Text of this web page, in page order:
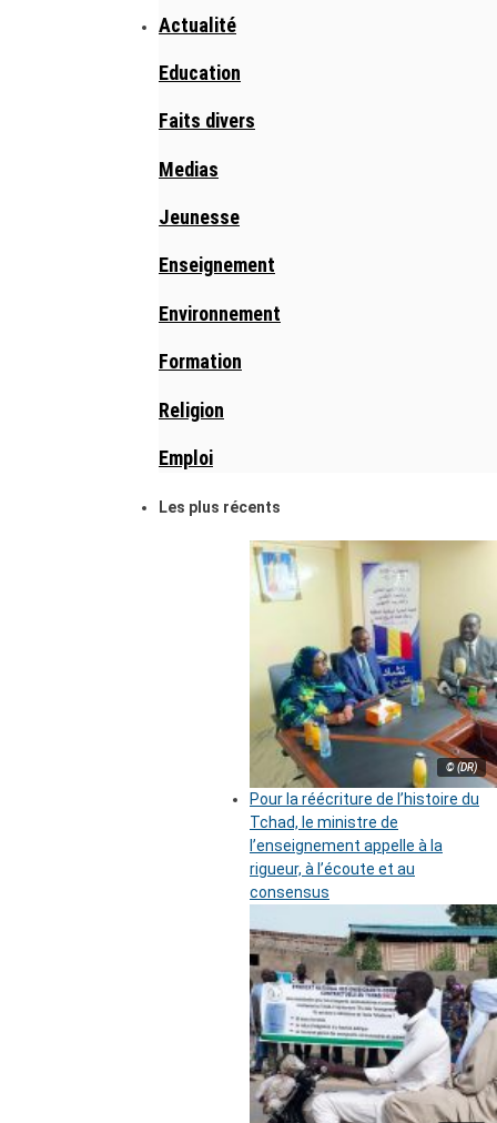
Actualité
Education
Faits divers
Medias
Jeunesse
Enseignement
Environnement
Formation
Religion
Emploi
Les plus récents
© (DR)
Pour la réécriture de l’histoire du
Tchad, le ministre de
l’enseignement appelle à la
rigueur, à l’écoute et au
consensus